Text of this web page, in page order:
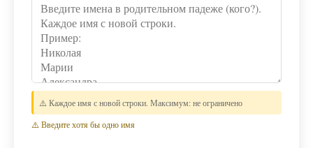
⚠️ Каждое имя с новой строки. Максимум: не ограничено
⚠️ Введите хотя бы одно имя